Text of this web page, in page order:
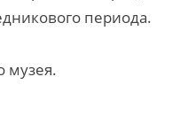
периода.
музея.